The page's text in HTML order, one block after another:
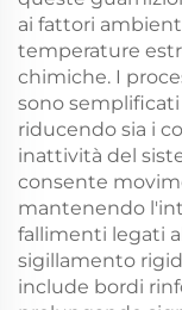
ai fattori
temperature
chimiche. I
sono semplificati
riducendo sia i
inattività del
consente
mantenendo
fallimenti legati
sigillamento
include bordi